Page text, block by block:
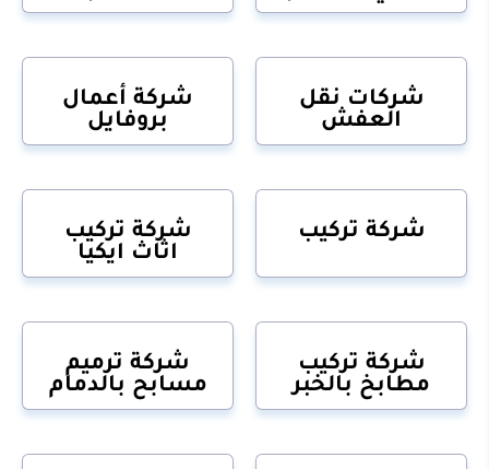
شركات نقل
العفش
شركة أعمال
بروفايل
شركة تركيب
شركة تركيب
اثاث ايكيا
شركة تركيب
مطابخ بالخبر
شركة ترميم
مسابح بالدمام